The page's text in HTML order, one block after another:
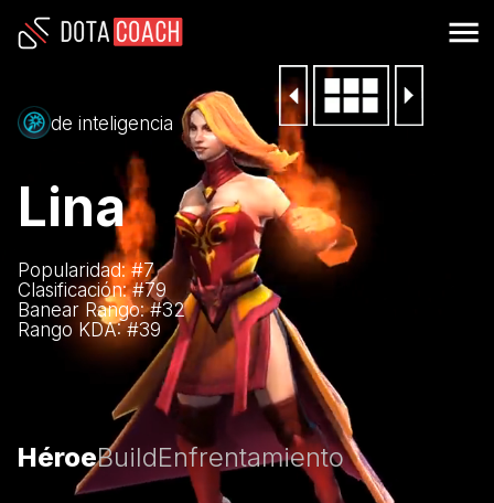
de inteligencia
Lina
Popularidad: #7
Clasificación: #79
Banear Rango: #32
Rango KDA: #39
HéroeBuildEnfrentamiento